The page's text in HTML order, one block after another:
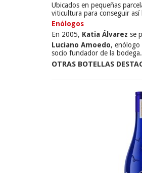
Ubicados en pequeñas
viticultura para conseguir así
Enólogos
En 2005, Katia Álvarez se
Luciano Amoedo, enólogo
socio fundador de la bodega.
OTRAS BOTELLAS